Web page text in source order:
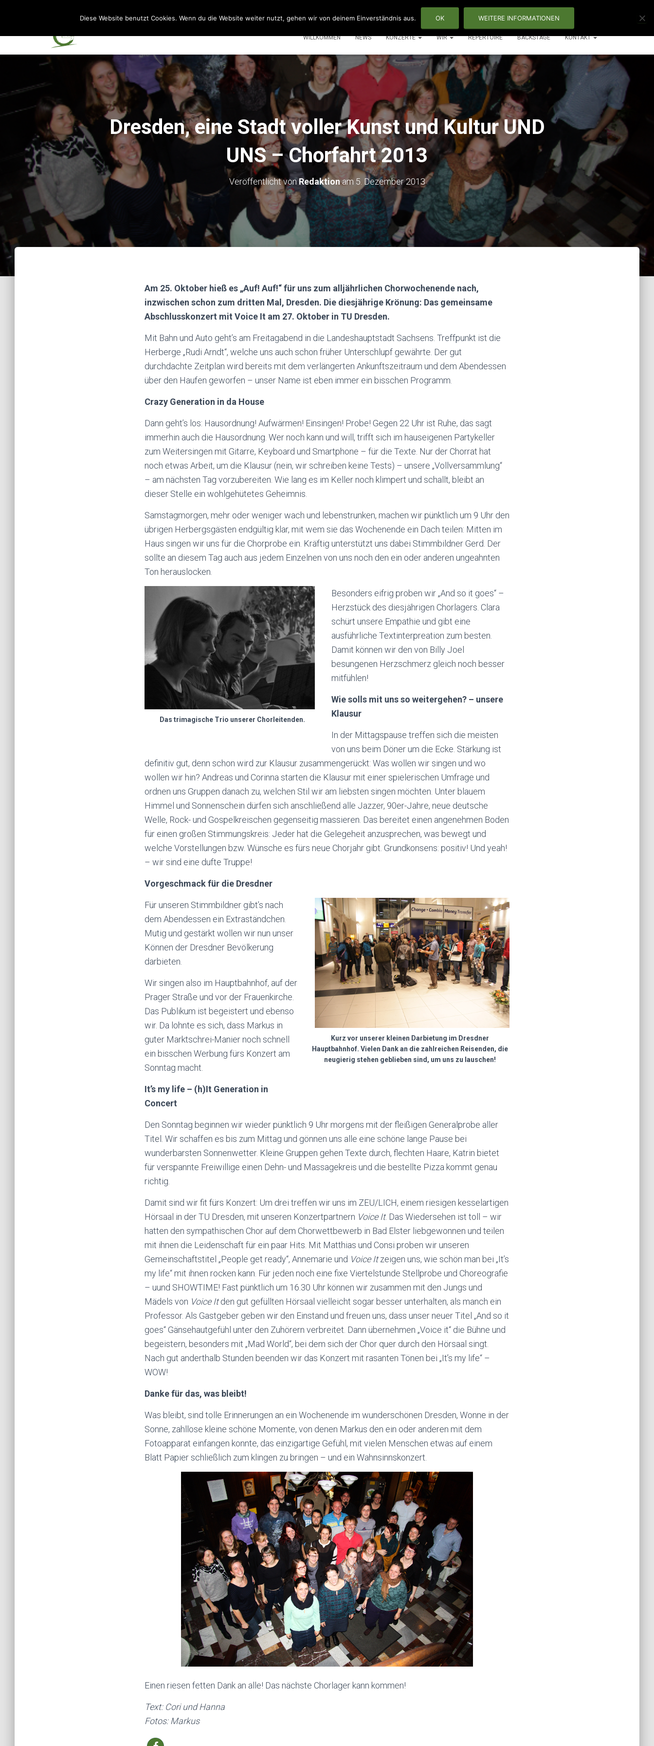
WILLKOMMEN NEWS KONZERTE WIR REPERTOIRE BACKSTAGE KONTAKT
Dresden, eine Stadt voller Kunst und Kultur UND
UNS – Chorfahrt 2013
Veröffentlicht vonRedaktionam 5. Dezember 2013
Am 25. Oktober hieß es „Auf! Auf!“ für uns zum alljährlichen Chorwochenende nach,
inzwischen schon zum dritten Mal, Dresden. Die diesjährige Krönung: Das gemeinsame
Abschlusskonzert mit Voice It am 27. Oktober in TU Dresden.
Mit Bahn und Auto geht’s am Freitagabend in die Landeshauptstadt Sachsens. Treffpunkt ist die
Herberge „Rudi Arndt“, welche uns auch schon früher Unterschlupf gewährte. Der gut
durchdachte Zeitplan wird bereits mit dem verlängerten Ankunftszeitraum und dem Abendessen
über den Haufen geworfen – unser Name ist eben immer ein bisschen Programm.
Crazy Generation in da House
Dann geht’s los: Hausordnung! Aufwärmen! Einsingen! Probe! Gegen 22 Uhr ist Ruhe, das sagt
immerhin auch die Hausordnung. Wer noch kann und will, trifft sich im hauseigenen Partykeller
zum Weitersingen mit Gitarre, Keyboard und Smartphone – für die Texte. Nur der Chorrat hat
noch etwas Arbeit, um die Klausur (nein, wir schreiben keine Tests) – unsere „Vollversammlung“
– am nächsten Tag vorzubereiten. Wie lang es im Keller noch klimpert und schallt, bleibt an
dieser Stelle ein wohlgehütetes Geheimnis.
Samstagmorgen, mehr oder weniger wach und lebenstrunken, machen wir pünktlich um 9 Uhr den
übrigen Herbergsgästen endgültig klar, mit wem sie das Wochenende ein Dach teilen: Mitten im
Haus singen wir uns für die Chorprobe ein. Kräftig unterstützt uns dabei Stimmbildner Gerd. Der
sollte an diesem Tag auch aus jedem Einzelnen von uns noch den ein oder anderen ungeahnten
Ton herauslocken.
Das trimagische Trio unserer Chorleitenden.
Besonders eifrig proben wir „And so it goes“ –
Herzstück des diesjährigen Chorlagers. Clara
schürt unsere Empathie und gibt eine
ausführliche Textinterpreation zum besten.
Damit können wir den von Billy Joel
besungenen Herzschmerz gleich noch besser
mitfühlen!
Wie solls mit uns so weitergehen? – unsere
Klausur
In der Mittagspause treffen sich die meisten
von uns beim Döner um die Ecke. Stärkung ist
definitiv gut, denn schon wird zur Klausur zusammengerückt: Was wollen wir singen und wo
wollen wir hin? Andreas und Corinna starten die Klausur mit einer spielerischen Umfrage und
ordnen uns Gruppen danach zu, welchen Stil wir am liebsten singen möchten. Unter blauem
Himmel und Sonnenschein dürfen sich anschließend alle Jazzer, 90er-Jahre, neue deutsche
Welle, Rock- und Gospelkreischen gegenseitig massieren. Das bereitet einen angenehmen Boden
für einen großen Stimmungskreis: Jeder hat die Gelegeheit anzusprechen, was bewegt und
welche Vorstellungen bzw. Wünsche es fürs neue Chorjahr gibt. Grundkonsens: positiv! Und yeah!
– wir sind eine dufte Truppe!
Vorgeschmack für die Dresdner
Kurz vor unserer kleinen Darbietung im Dresdner
Hauptbahnhof. Vielen Dank an die zahlreichen Reisenden, die
neugierig stehen geblieben sind, um uns zu lauschen!
Für unseren Stimmbildner gibt’s nach
dem Abendessen ein Extraständchen.
Mutig und gestärkt wollen wir nun unser
Können der Dresdner Bevölkerung
darbieten.
Wir singen also im Hauptbahnhof, auf der
Prager Straße und vor der Frauenkirche.
Das Publikum ist begeistert und ebenso
wir. Da lohnte es sich, dass Markus in
guter Marktschrei-Manier noch schnell
ein bisschen Werbung fürs Konzert am
Sonntag macht.
It’s my life – (h)It Generation in
Concert
Den Sonntag beginnen wir wieder pünktlich 9 Uhr morgens mit der fleißigen Generalprobe aller
Titel. Wir schaffen es bis zum Mittag und gönnen uns alle eine schöne lange Pause bei
wunderbarsten Sonnenwetter. Kleine Gruppen gehen Texte durch, flechten Haare, Katrin bietet
für verspannte Freiwillige einen Dehn- und Massagekreis und die bestellte Pizza kommt genau
richtig.
Damit sind wir fit fürs Konzert: Um drei treffen wir uns im ZEU/LICH, einem riesigen kesselartigen
Hörsaal in der TU Dresden, mit unseren Konzertpartnern Voice It. Das Wiedersehen ist toll – wir
hatten den sympathischen Chor auf dem Chorwettbewerb in Bad Elster liebgewonnen und teilen
mit ihnen die Leidenschaft für ein paar Hits. Mit Matthias und Consi proben wir unseren
Gemeinschaftstitel „People get ready“, Annemarie und Voice Itzeigen uns, wie schön man bei „It’s
my life“ mit ihnen rocken kann. Für jeden noch eine fixe Viertelstunde Stellprobe und Choreografie
– uund SHOWTIME! Fast pünktlich um 16.30 Uhr können wir zusammen mit den Jungs und
Mädels von Voice Itden gut gefüllten Hörsaal vielleicht sogar besser unterhalten, als manch ein
Professor. Als Gastgeber geben wir den Einstand und freuen uns, dass unser neuer Titel „And so it
goes“ Gänsehautgefühl unter den Zuhörern verbreitet. Dann übernehmen „Voice it“ die Bühne und
begeistern, besonders mit „Mad World“, bei dem sich der Chor quer durch den Hörsaal singt.
Nach gut anderthalb Stunden beenden wir das Konzert mit rasanten Tönen bei „It’s my life“ –
WOW!
Danke für das, was bleibt!
Was bleibt, sind tolle Erinnerungen an ein Wochenende im wunderschönen Dresden, Wonne in der
Sonne, zahllose kleine schöne Momente, von denen Markus den ein oder anderen mit dem
Fotoapparat einfangen konnte, das einzigartige Gefühl, mit vielen Menschen etwas auf einem
Blatt Papier schließlich zum klingen zu bringen – und ein Wahnsinnskonzert.
Einen riesen fetten Dank an alle! Das nächste Chorlager kann kommen!
Text: Cori und Hanna
Fotos: Markus
Diese Website benutzt Cookies. Wenn du die Website weiter nutzt, gehen wir von deinem Einverständnis aus. OK WEITERE INFORMATIONEN